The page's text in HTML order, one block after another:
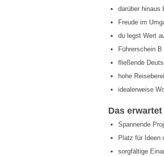
darüber hinaus
Freude im
du legst Wert
Führerschein B
fließende
hohe
idealerweise
Das
Spannende
Platz für Ideen
sorgfältige